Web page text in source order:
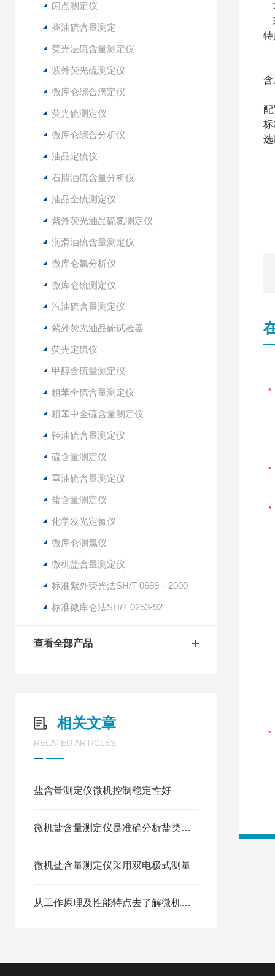
闪点测定仪
柴油硫含量测定
荧光法硫含量测定仪
紫外荧光硫测定仪
微库仑综合滴定仪
荧光硫测定仪
微库仑综合分析仪
油品定硫仪
石腊油硫含量分析仪
油品全硫测定仪
紫外荧光油品硫氮测定仪
润滑油硫含量测定仪
微库仑氯分析仪
微库仑硫测定仪
汽油硫含量测定仪
紫外荧光油品硫试验器
荧光定硫仪
甲醇含硫量测定仪
粗苯全硫含量测定仪
粗苯中全硫含量测定仪
轻油硫含量测定仪
硫含量测定仪
重油硫含量测定仪
盐含量测定仪
化学发光定氮仪
微库仑测氯仪
微机盐含量测定仪
标准紫外荧光法SH/T 0689－2000
标准微库仑法SH/T 0253-92
查看全部产品
相关文章
RELATED ARTICLES
盐含量测定仪微机控制稳定性好
微机盐含量测定仪是准确分析盐类含量的智能利器
微机盐含量测定仪采用双电极式测量
从工作原理及性能特点去了解微机盐含量测定仪
特
含
标
选